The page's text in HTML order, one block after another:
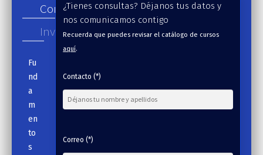
Contenido
Inversión
Fu
nd
a
m
en
to
s
¿Tienes consultas? Déjanos tus datos y
nos comunicamos contigo
Recuerda que puedes revisar el catálogo de cursos
aquí.
Contacto (*)
Correo (*)